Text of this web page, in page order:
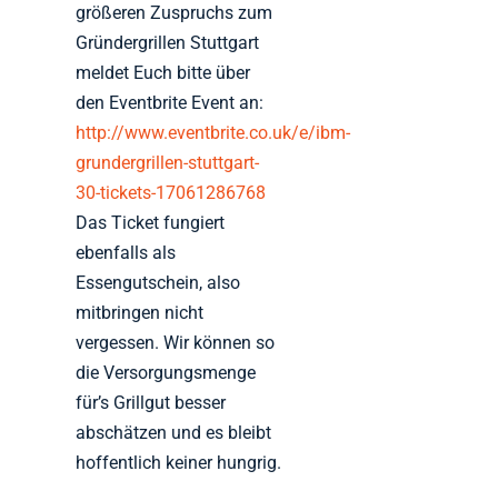
größeren Zuspruchs zum
Gründergrillen Stuttgart
meldet Euch bitte über
den Eventbrite Event an:
http://www.eventbrite.co.uk/e/ibm-
grundergrillen-stuttgart-
30-tickets-17061286768
Das Ticket fungiert
ebenfalls als
Essengutschein, also
mitbringen nicht
vergessen. Wir können so
die Versorgungsmenge
für’s Grillgut besser
abschätzen und es bleibt
hoffentlich keiner hungrig.